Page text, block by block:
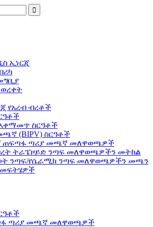
ኢነርጂ
ወረቀት
የአረብ ብረቶች
ስርዓቶች
(BIPV) ስርዓቶች
ጠፍጣፋ ጣሪያ መጫኛ መለዋወጫዎች
ትራፔዞይድ ንጣፍ መለዋወጫዎችን መትከል
ንጣፍ/የሴራሚክ ንጣፍ መለዋወጫዎችን መጫን
መፍትሄዎች
ጣሪያ መጫኛ መለዋወጫዎች